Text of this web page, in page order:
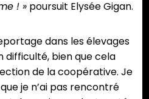
! » poursuit Elysée Gigan.
dans les élevages
difficulté, bien que cela
de la coopérative. Je
je n’ai pas rencontré